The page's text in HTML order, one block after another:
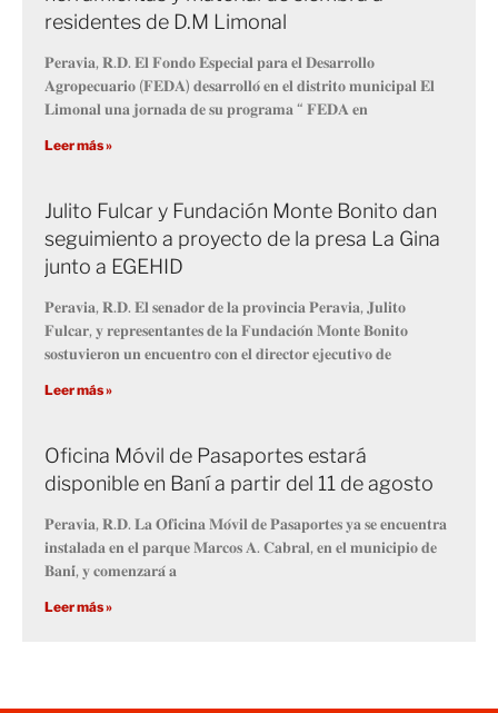
residentes de D.M Limonal
𝐏𝐞𝐫𝐚𝐯𝐢𝐚, 𝐑.𝐃. 𝐄𝐥 𝐅𝐨𝐧𝐝𝐨 𝐄𝐬𝐩𝐞𝐜𝐢𝐚𝐥 𝐩𝐚𝐫𝐚 𝐞𝐥 𝐃𝐞𝐬𝐚𝐫𝐫𝐨𝐥𝐥𝐨
𝐀𝐠𝐫𝐨𝐩𝐞𝐜𝐮𝐚𝐫𝐢𝐨 (𝐅𝐄𝐃𝐀) 𝐝𝐞𝐬𝐚𝐫𝐫𝐨𝐥𝐥𝐨́ 𝐞𝐧 𝐞𝐥 𝐝𝐢𝐬𝐭𝐫𝐢𝐭𝐨 𝐦𝐮𝐧𝐢𝐜𝐢𝐩𝐚𝐥 𝐄𝐥
𝐋𝐢𝐦𝐨𝐧𝐚𝐥 𝐮𝐧𝐚 𝐣𝐨𝐫𝐧𝐚𝐝𝐚 𝐝𝐞 𝐬𝐮 𝐩𝐫𝐨𝐠𝐫𝐚𝐦𝐚 “ 𝐅𝐄𝐃𝐀 𝐞𝐧
Leer más »
Julito Fulcar y Fundación Monte Bonito dan
seguimiento a proyecto de la presa La Gina
junto a EGEHID
𝐏𝐞𝐫𝐚𝐯𝐢𝐚, 𝐑.𝐃. 𝐄𝐥 𝐬𝐞𝐧𝐚𝐝𝐨𝐫 𝐝𝐞 𝐥𝐚 𝐩𝐫𝐨𝐯𝐢𝐧𝐜𝐢𝐚 𝐏𝐞𝐫𝐚𝐯𝐢𝐚, 𝐉𝐮𝐥𝐢𝐭𝐨
𝐅𝐮𝐥𝐜𝐚𝐫, 𝐲 𝐫𝐞𝐩𝐫𝐞𝐬𝐞𝐧𝐭𝐚𝐧𝐭𝐞𝐬 𝐝𝐞 𝐥𝐚 𝐅𝐮𝐧𝐝𝐚𝐜𝐢𝐨́𝐧 𝐌𝐨𝐧𝐭𝐞 𝐁𝐨𝐧𝐢𝐭𝐨
𝐬𝐨𝐬𝐭𝐮𝐯𝐢𝐞𝐫𝐨𝐧 𝐮𝐧 𝐞𝐧𝐜𝐮𝐞𝐧𝐭𝐫𝐨 𝐜𝐨𝐧 𝐞𝐥 𝐝𝐢𝐫𝐞𝐜𝐭𝐨𝐫 𝐞𝐣𝐞𝐜𝐮𝐭𝐢𝐯𝐨 𝐝𝐞
Leer más »
Oficina Móvil de Pasaportes estará
disponible en Baní a partir del 11 de agosto
𝐏𝐞𝐫𝐚𝐯𝐢𝐚, 𝐑.𝐃. 𝐋𝐚 𝐎𝐟𝐢𝐜𝐢𝐧𝐚 𝐌𝐨́𝐯𝐢𝐥 𝐝𝐞 𝐏𝐚𝐬𝐚𝐩𝐨𝐫𝐭𝐞𝐬 𝐲𝐚 𝐬𝐞 𝐞𝐧𝐜𝐮𝐞𝐧𝐭𝐫𝐚
𝐢𝐧𝐬𝐭𝐚𝐥𝐚𝐝𝐚 𝐞𝐧 𝐞𝐥 𝐩𝐚𝐫𝐪𝐮𝐞 𝐌𝐚𝐫𝐜𝐨𝐬 𝐀. 𝐂𝐚𝐛𝐫𝐚𝐥, 𝐞𝐧 𝐞𝐥 𝐦𝐮𝐧𝐢𝐜𝐢𝐩𝐢𝐨 𝐝𝐞
𝐁𝐚𝐧𝐢́, 𝐲 𝐜𝐨𝐦𝐞𝐧𝐳𝐚𝐫𝐚́ 𝐚
Leer más »